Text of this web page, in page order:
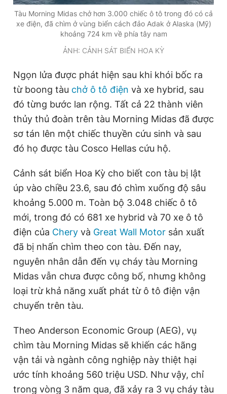
Tàu Morning Midas chở hơn 3.000 chiếc ô tô trong đó có cả
xe điện, đã chìm ở vùng biển cách đảo Adak ở Alaska (Mỹ)
khoảng 724 km về phía tây nam
ẢNH: CẢNH SÁT BIỂN HOA KỲ
Ngọn lửa được phát hiện sau khi khói bốc ra
từ boong tàu chở ô tô điện và xe hybrid, sau
đó từng bước lan rộng. Tất cả 22 thành viên
thủy thủ đoàn trên tàu Morning Midas đã được
sơ tán lên một chiếc thuyền cứu sinh và sau
đó họ được tàu Cosco Hellas cứu hộ.
Cảnh sát biển Hoa Kỳ cho biết con tàu bị lật
úp vào chiều 23.6, sau đó chìm xuống độ sâu
khoảng 5.000 m. Toàn bộ 3.048 chiếc ô tô
mới, trong đó có 681 xe hybrid và 70 xe ô tô
điện của Chery và Great Wall Motor sản xuất
đã bị nhấn chìm theo con tàu. Đến nay,
nguyên nhân dẫn đến vụ cháy tàu Morning
Midas vẫn chưa được công bố, nhưng không
loại trừ khả năng xuất phát từ ô tô điện vận
chuyển trên tàu.
Theo Anderson Economic Group (AEG), vụ
chìm tàu Morning Midas sẽ khiến các hãng
vận tải và ngành công nghiệp này thiệt hại
ước tính khoảng 560 triệu USD. Như vậy, chỉ
trong vòng 3 năm qua, đã xảy ra 3 vụ cháy tàu